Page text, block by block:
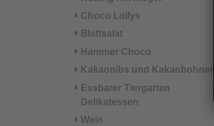
Choco Lollys
Blattsalat
Hammer Choco
Kakaonibs und Kakaobohnen
Essbarer Tiergarten
Delikatessen
Wein